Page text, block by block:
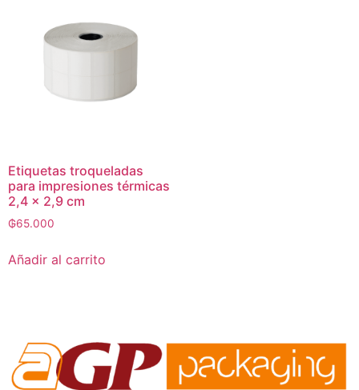
Etiquetas troqueladas
para impresiones térmicas
2,4 x 2,9 cm
₲65.000
Añadir al carrito